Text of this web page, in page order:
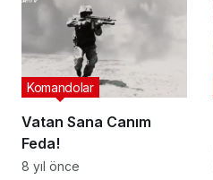
Vatan Sana Canım
Feda!
Komandolar
8 yıl önce